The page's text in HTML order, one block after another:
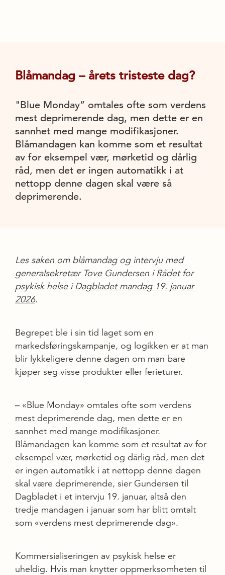
Blåmandag – årets tristeste dag?
"Blue Monday” omtales ofte som verdens
mest deprimerende dag, men dette er en
sannhet med mange modifikasjoner.
Blåmandagen kan komme som et resultat
av for eksempel vær, mørketid og dårlig
råd, men det er ingen automatikk i at
nettopp denne dagen skal være så
deprimerende.
Les saken om blåmandag og intervju med
generalsekretær Tove Gundersen i Rådet for
psykisk helse iDagbladet mandag 19. januar
2026.
Begrepet ble i sin tid laget som en
markedsføringskampanje, og logikken er at man
blir lykkeligere denne dagen om man bare
kjøper seg visse produkter eller ferieturer.
– «Blue Monday» omtales ofte som verdens
mest deprimerende dag, men dette er en
sannhet med mange modifikasjoner.
Blåmandagen kan komme som et resultat av for
eksempel vær, mørketid og dårlig råd, men det
er ingen automatikk i at nettopp denne dagen
skal være deprimerende, sier Gundersen til
Dagbladet i et intervju 19. januar, altså den
tredje mandagen i januar som har blitt omtalt
som «verdens mest deprimerende dag».
Kommersialiseringen av psykisk helse er
uheldig. Hvis man knytter oppmerksomheten til